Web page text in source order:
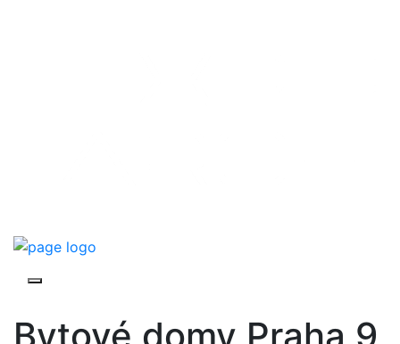
Bytové domy Praha 9